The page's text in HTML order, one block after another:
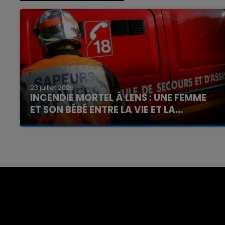
23 juillet 2026
INCENDIE MORTEL À LENS : UNE FEMME
ET SON BÉBÉ ENTRE LA VIE ET LA...
Un homme s'est immolé par le feu après avoir